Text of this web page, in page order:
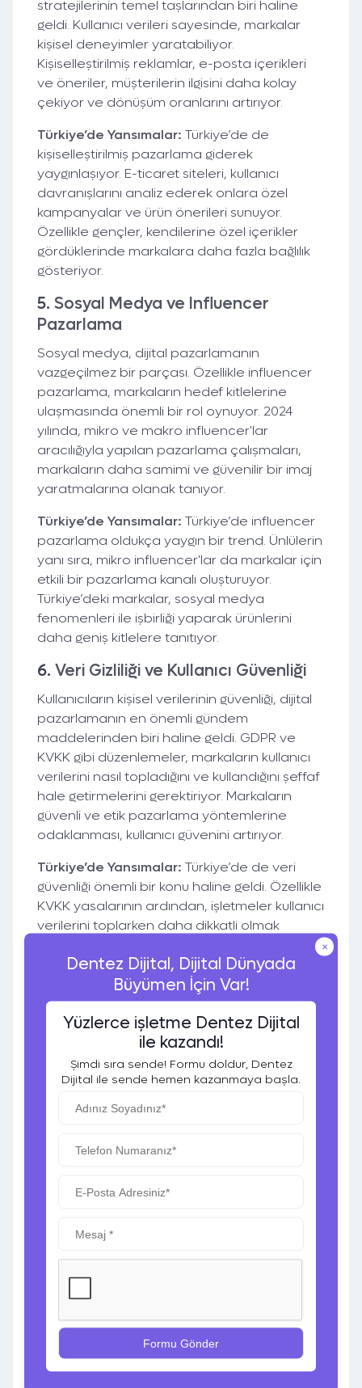
stratejilerinin temel taşlarından biri haline
geldi. Kullanıcı verileri sayesinde, markalar
kişisel deneyimler yaratabiliyor.
Kişiselleştirilmiş reklamlar, e-posta içerikleri
ve öneriler, müşterilerin ilgisini daha kolay
çekiyor ve dönüşüm oranlarını artırıyor.
Türkiye’de Yansımalar: Türkiye’de de
kişiselleştirilmiş pazarlama giderek
yaygınlaşıyor. E-ticaret siteleri, kullanıcı
davranışlarını analiz ederek onlara özel
kampanyalar ve ürün önerileri sunuyor.
Özellikle gençler, kendilerine özel içerikler
gördüklerinde markalara daha fazla bağlılık
gösteriyor.
5. Sosyal Medya ve Influencer
Pazarlama
Sosyal medya, dijital pazarlamanın
vazgeçilmez bir parçası. Özellikle influencer
pazarlama, markaların hedef kitlelerine
ulaşmasında önemli bir rol oynuyor. 2024
yılında, mikro ve makro influencer'lar
aracılığıyla yapılan pazarlama çalışmaları,
markaların daha samimi ve güvenilir bir imaj
yaratmalarına olanak tanıyor.
Türkiye’de Yansımalar: Türkiye’de influencer
pazarlama oldukça yaygın bir trend. Ünlülerin
yanı sıra, mikro influencer'lar da markalar için
etkili bir pazarlama kanalı oluşturuyor.
Türkiye’deki markalar, sosyal medya
fenomenleri ile işbirliği yaparak ürünlerini
daha geniş kitlelere tanıtıyor.
6. Veri Gizliliği ve Kullanıcı Güvenliği
Kullanıcıların kişisel verilerinin güvenliği, dijital
pazarlamanın en önemli gündem
maddelerinden biri haline geldi. GDPR ve
KVKK gibi düzenlemeler, markaların kullanıcı
verilerini nasıl topladığını ve kullandığını şeffaf
hale getirmelerini gerektiriyor. Markaların
güvenli ve etik pazarlama yöntemlerine
odaklanması, kullanıcı güvenini artırıyor.
Türkiye’de Yansımalar: Türkiye’de de veri
güvenliği önemli bir konu haline geldi. Özellikle
KVKK yasalarının ardından, işletmeler kullanıcı
verilerini toplarken daha dikkatli olmak
stratejilerinin daha etik ve güvenli olmasını
Türkiye'deki Dijital Pazarlama
Stratejilerinin Geleceği
Türkiye’de dijital pazarlama, global trendlerin
izlediği yolda ilerliyor ancak Türk tüketicisinin
alışkanlıkları ve yerel dinamikler de bu
oynuyor. İşletmelerin, global trendleri kendi
dijital medya kullanım alışkanlıkları, küresel
adapte olmasına yardımcı oluyor.
Dijital Pazarlamada Başarının
Anahtarı
Küresel dijital pazarlama trendlerini takip
etmek, işletmeler için büyük fırsatlar sunuyor.
Türkiye’de de bu trendlerin etkisi hızla
×
Dentez Dijital, Dijital Dünyada
Büyümen İçin Var!
Yüzlerce işletme Dentez Dijital
ile kazandı!
Şimdi sıra sende! Formu doldur, Dentez
Dijital ile sende hemen kazanmaya başla.